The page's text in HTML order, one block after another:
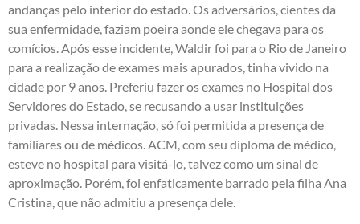
andanças pelo interior do estado. Os adversários, cientes da
sua enfermidade, faziam poeira aonde ele chegava para os
comícios. Após esse incidente, Waldir foi para o Rio de Janeiro
para a realização de exames mais apurados, tinha vivido na
cidade por 9 anos. Preferiu fazer os exames no Hospital dos
Servidores do Estado, se recusando a usar instituições
privadas. Nessa internação, só foi permitida a presença de
familiares ou de médicos. ACM, com seu diploma de médico,
esteve no hospital para visitá-lo, talvez como um sinal de
aproximação. Porém, foi enfaticamente barrado pela filha Ana
Cristina, que não admitiu a presença dele.